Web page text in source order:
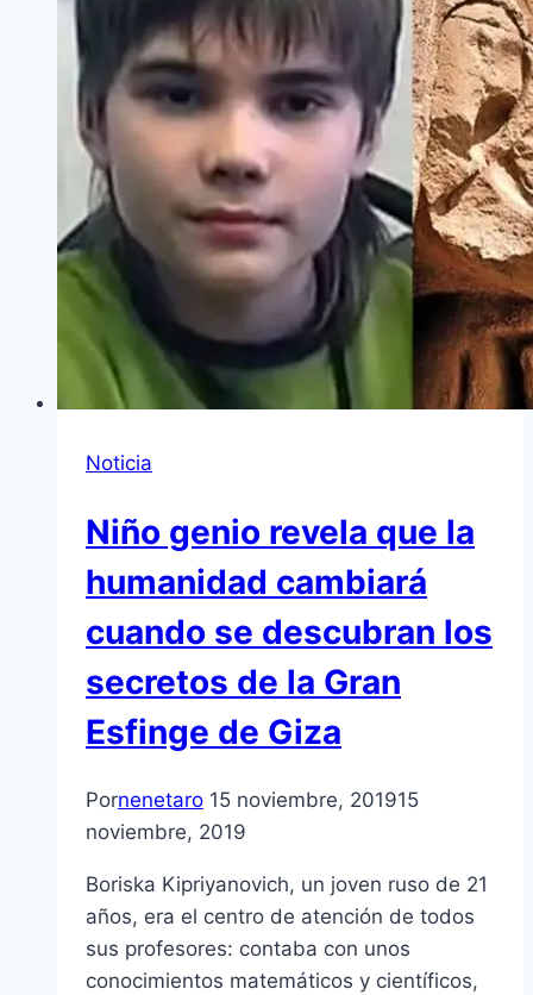
Noticia
Niño genio revela que la
humanidad cambiará
cuando se descubran los
secretos de la Gran
Esfinge de Giza
Pornenetaro 15 noviembre, 201915
noviembre, 2019
Boriska Kipriyanovich, un joven ruso de 21
años, era el centro de atención de todos
sus profesores: contaba con unos
conocimientos matemáticos y científicos,